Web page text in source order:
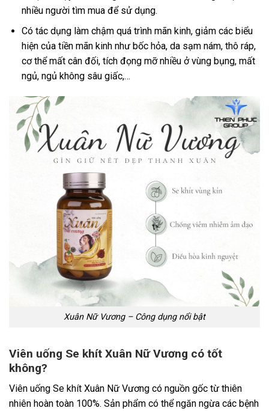
nhiều người tìm mua để sử dụng.
Có tác dụng làm chậm quá trình mãn kinh, giảm các biểu
hiện của tiền mãn kinh như bốc hỏa, da sạm nám, thô ráp,
cơ thể mất cân đối, tích đọng mỡ nhiều ở vùng bụng, mất
ngủ, ngủ không sâu giấc,…
Xuân Nữ Vương – Công dụng nổi bật
Viên uống Se khít Xuân Nữ Vương có tốt
không?
Viên uống Se khít Xuân Nữ Vương có nguồn gốc từ thiên
nhiên hoàn toàn 100%. Sản phẩm có thể ngăn ngừa các bệnh